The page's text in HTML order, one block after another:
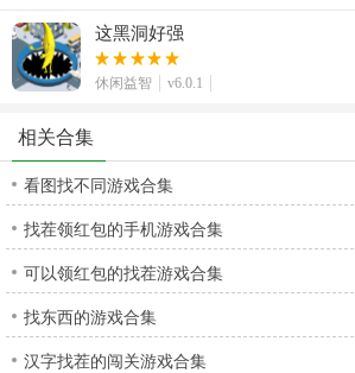
这黑洞好强
休闲益智 v6.0.1
相关合集
看图找不同游戏合集
找茬领红包的手机游戏合集
可以领红包的找茬游戏合集
找东西的游戏合集
汉字找茬的闯关游戏合集